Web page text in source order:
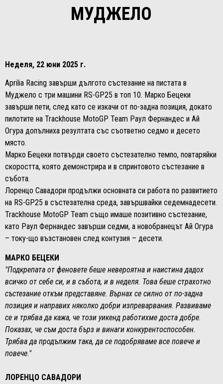
МУДЖЕЛО
​​​​​​​Неделя, 22 юни 2025 г.
Aprilia Racing завърши дългото състезание на пистата в
Муджело с три машини RS-GP25 в топ 10. Марко Бецеки
завърши пети, след като се изкачи от по-задна позиция, докато
пилотите на Trackhouse MotoGP Team Раул Фернандес и Ай
Огура допълниха резултата със съответно седмо и десето
място.
Марко Бецеки потвърди своето състезателно темпо, повтаряйки
скоростта, която демонстрира и в спринтовото състезание в
събота.
Лоренцо Савадори продължи основната си работа по развитието
на RS-GP25 в състезателна среда, завършвайки седемнадесети.
Trackhouse MotoGP Team също имаше позитивно състезание,
като Раул Фернандес завърши седми, а новобранецът Ай Огура
– току-що възстановен след контузия – десети.
МАРКО БЕЦЕКИ
"Подкрепата от феновете беше невероятна и наистина дадох
всичко от себе си, и в събота, и в неделя. Това беше страхотно
състезание откъм представяне. Върнах се силно от по-задна
позиция и направих няколко добри изпреварвания. Развиваме
се и трябва да кажа, че този уикенд работихме доста добре.
Показах, че съм доста бърз и винаги конкурентоспособен.
Трябва да продължим така, да се подобряваме все повече и
повече."
ЛОРЕНЦО САВАДОРИ